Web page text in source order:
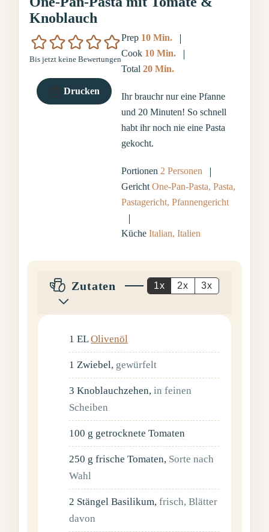
Knoblauch
Bis jetzt keine Bewertungen
Drucken
Prep 10Minuten
Min.
Cook 10Minuten
Min.
Total20Minuten
Min.
Ihr brauchr nur eine Pfanne
und 20 Minuten! So schnell
habt ihr noch nie eine Pasta
gekocht.
Portionen 2 Personen
GerichtOne-Pan-Pasta, Pasta,
Pastagericht, Pfannengericht
KücheItalian, Italien
Zutaten 1x 2x 3x
1 EL Olivenöl
1 Zwiebel, gewürfelt
3 Knoblauchzehen,in feinen
Scheiben
100 g getrocknete Tomaten
250 g frische Tomaten, Sorte nach
Wahl
2 Stängel Basilikum,frisch, Blätter
davon